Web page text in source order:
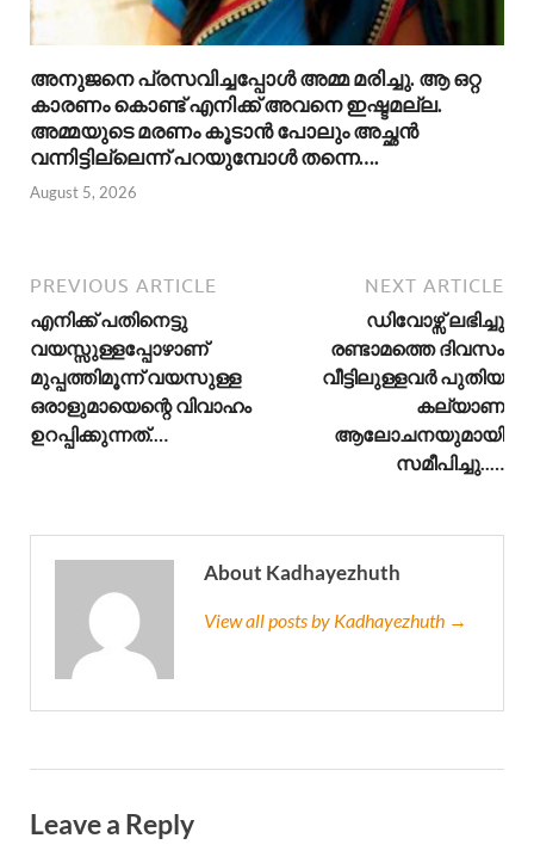
അനുജനെ പ്രസവിച്ചപ്പോൾ അമ്മ മരിച്ചു. ആ ഒറ്റ
കാരണം കൊണ്ട് എനിക്ക് അവനെ ഇഷ്ടമല്ല.
അമ്മയുടെ മരണം കൂടാൻ പോലും അച്ഛൻ
വന്നിട്ടില്ലെന്ന് പറയുമ്പോൾ തന്നെ….
August 5, 2026
PREVIOUS ARTICLE
എനിക്ക് പതിനെട്ടു
വയസ്സുള്ളപ്പോഴാണ്
മുപ്പത്തിമൂന്ന് വയസുള്ള
ഒരാളുമായെന്റെ വിവാഹം
ഉറപ്പിക്കുന്നത്.…
NEXT ARTICLE
ഡിവോഴ്സ് ലഭിച്ചു
രണ്ടാമത്തെ ദിവസം
വീട്ടിലുള്ളവർ പുതിയ
കല്യാണ
ആലോചനയുമായി
സമീപിച്ചു..…
About Kadhayezhuth
View all posts by Kadhayezhuth →
Leave a Reply